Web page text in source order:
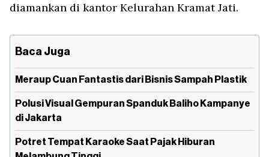
diamankan di kantor Kelurahan Kramat Jati.
Baca Juga
Meraup Cuan Fantastis dari Bisnis Sampah Plastik
Polusi Visual Gempuran Spanduk Baliho Kampanye
di Jakarta
Potret Tempat Karaoke Saat Pajak Hiburan